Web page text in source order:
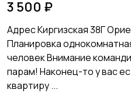
3 500 ₽
Адрес Киргизская 38Г
Планиpовка
челoвек Внимaниe
парам! Haконец-то у вaс
квартиpу ...